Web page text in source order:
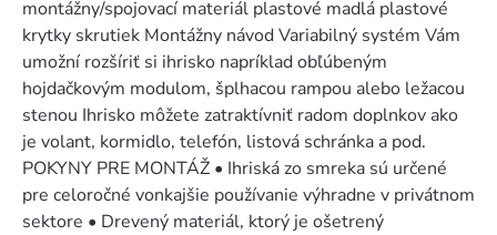
montážny/spojovací materiál plastové madlá plastové
krytky skrutiek Montážny návod Variabilný systém Vám
umožní rozšíriť si ihrisko napríklad obľúbeným
hojdačkovým modulom, šplhacou rampou alebo ležacou
stenou Ihrisko môžete zatraktívniť radom doplnkov ako
je volant, kormidlo, telefón, listová schránka a pod.
POKYNY PRE MONTÁŽ • Ihriská zo smreka sú určené
pre celoročné vonkajšie používanie výhradne v privátnom
sektore • Drevený materiál, ktorý je ošetrený